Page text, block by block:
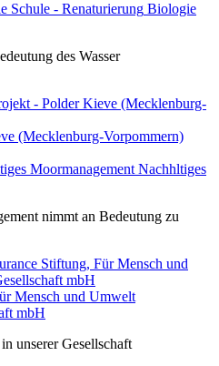
Biologie
des Wasser
(Mecklenburg-Vorpommern)
Nachhltiges
nimmt an Bedeutung zu
Mensch und Umwelt
mbH
unserer Gesellschaft